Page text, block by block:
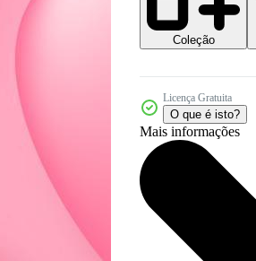
Coleção
Licença Gratuita
O que é isto?
Mais informações